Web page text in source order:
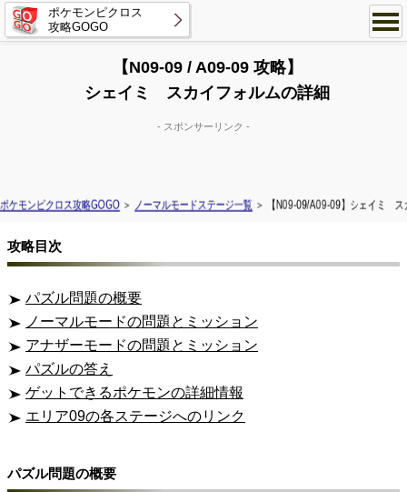
ポケモンピクロス
攻略GOGO
【N09-09 / A09-09 攻略】
シェイミ スカイフォルムの詳細
- スポンサーリンク -
ポケモンピクロス攻略GOGO ＞ ノーマルモードステージ一覧 ＞ 【N09-09/A09-09】シェイミ ス
攻略目次
パズル問題の概要
ノーマルモードの問題とミッション
アナザーモードの問題とミッション
パズルの答え
ゲットできるポケモンの詳細情報
エリア09の各ステージへのリンク
パズル問題の概要